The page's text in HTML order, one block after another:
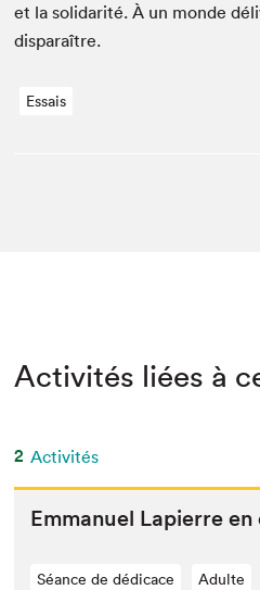
et la sol­i­dar­ité. À un monde
disparaître.
Essais
Activités liées à
2 Activités
Emmanuel Lapierre
Séance de dédicace Adulte